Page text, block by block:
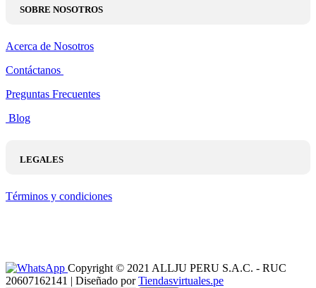
SOBRE NOSOTROS
Acerca de Nosotros
Contáctanos
Preguntas Frecuentes
Blog
LEGALES
Términos y condiciones
Copyright © 2021 ALLJU PERU S.A.C. - RUC
20607162141 | Diseñado porTiendasvirtuales.pe